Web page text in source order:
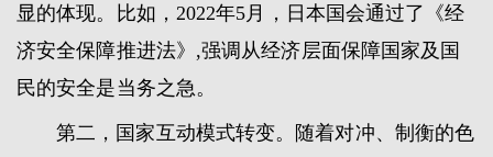
显的体现。比如，2022年5月，日本国会通过了《经
济安全保障推进法》,强调从经济层面保障国家及国
民的安全是当务之急。
第二，国家互动模式转变。随着对冲、制衡的色